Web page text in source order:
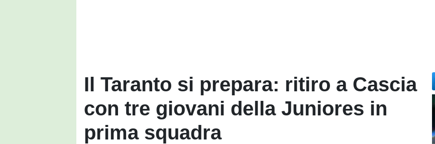
Il Taranto si prepara: ritiro a Cascia
con tre giovani della Juniores in
prima squadra